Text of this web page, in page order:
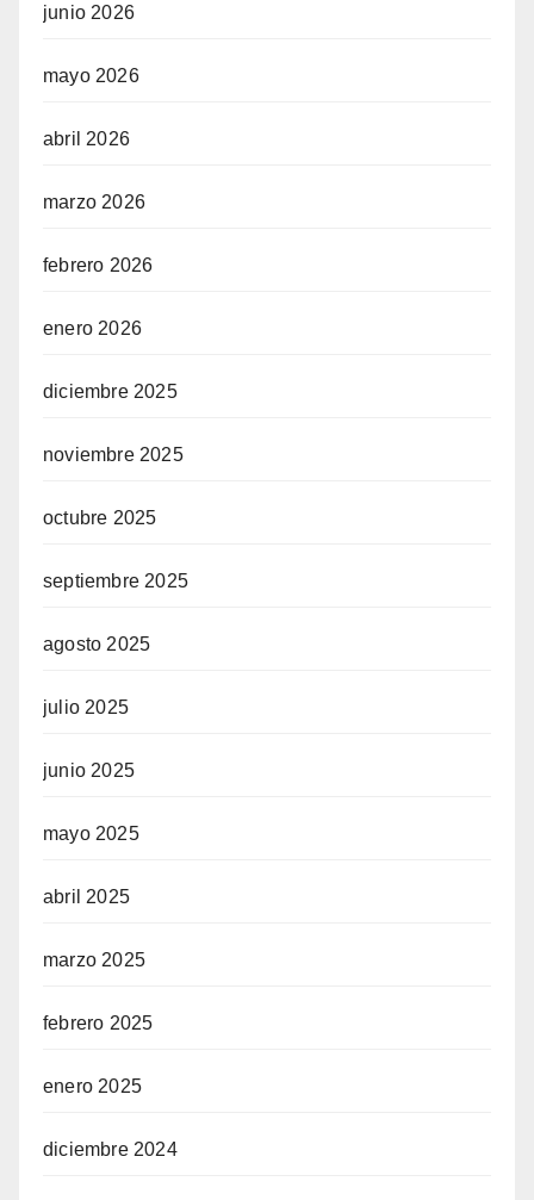
junio 2026
mayo 2026
abril 2026
marzo 2026
febrero 2026
enero 2026
diciembre 2025
noviembre 2025
octubre 2025
septiembre 2025
agosto 2025
julio 2025
junio 2025
mayo 2025
abril 2025
marzo 2025
febrero 2025
enero 2025
diciembre 2024